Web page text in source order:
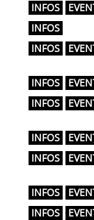
INFOS
INFOS
INFOS
INFOS
INFOS
INFOS
INFOS
INFOS
INFOS